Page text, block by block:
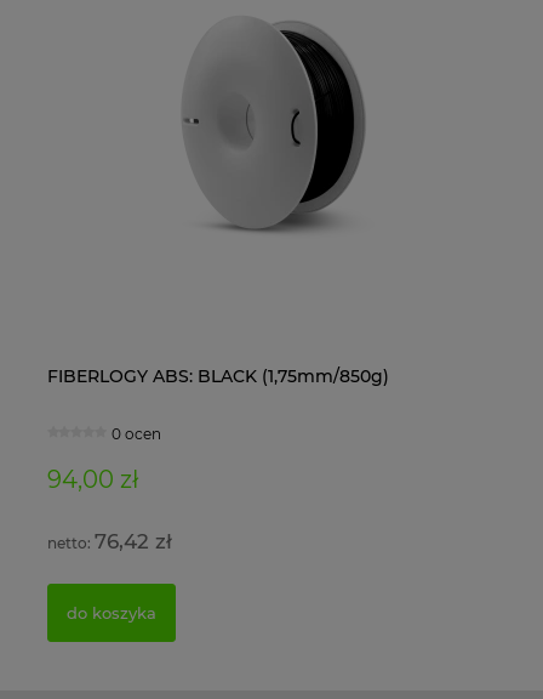
FIBERLOGY ABS: BLACK (1,75mm/850g)
0 ocen
94,00 zł
76,42 zł
do koszyka